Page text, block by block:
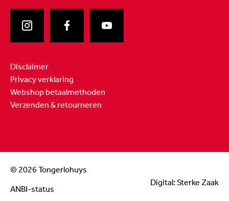
Disclaimer
Privacy verklaring
Webshop betaalmethoden
Verzenden & retourneren
© 2026 Tongerlohuys
ANBI-status
Digital: Sterke Zaak